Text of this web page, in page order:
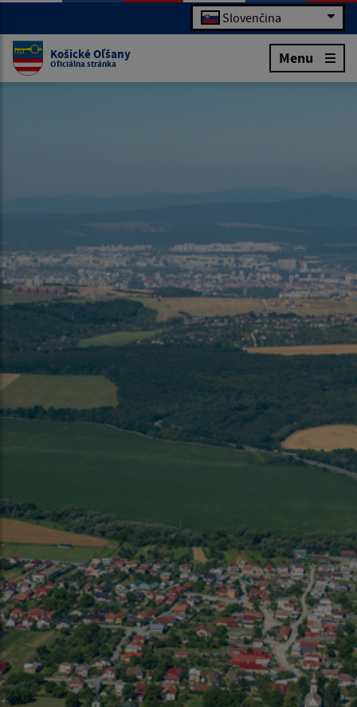
Slovenčina
Košické Oľšany
Oficiálna stránka Menu